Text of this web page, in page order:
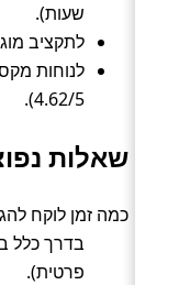
שעות).
לתקציב מוגבל
לנוחות
4.62/5).
שאלות
כמה זמן לוקח
פרטית).